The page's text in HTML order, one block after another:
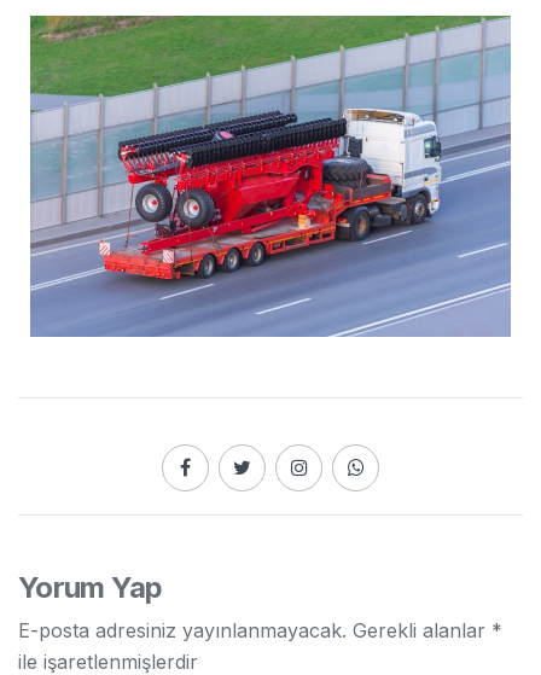
Yorum Yap
E-posta adresiniz yayınlanmayacak. Gerekli alanlar *
ile işaretlenmişlerdir